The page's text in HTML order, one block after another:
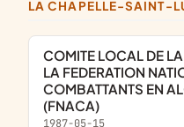
LA CHAPELLE-SAINT-
COMITE LOCAL DE LA CHAPELLE SAINT LUC DE
LA FEDERATION
COMBATTANTS EN
(FNACA)
1987-05-15